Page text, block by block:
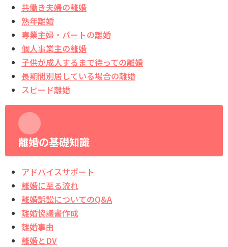
共働き夫婦の離婚
熟年離婚
専業主婦・パートの離婚
個人事業主の離婚
子供が成人するまで待っての離婚
長期間別居している場合の離婚
スピード離婚
離婚の基礎知識
アドバイスサポート
離婚に至る流れ
離婚訴訟についてのQ&A
離婚協議書作成
離婚事由
離婚とDV